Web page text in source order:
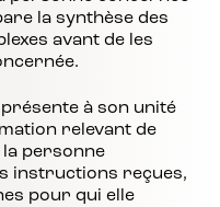
la synthèse des
avant de les
à son unité
relevant de
la personne
instructions reçues,
pour qui elle